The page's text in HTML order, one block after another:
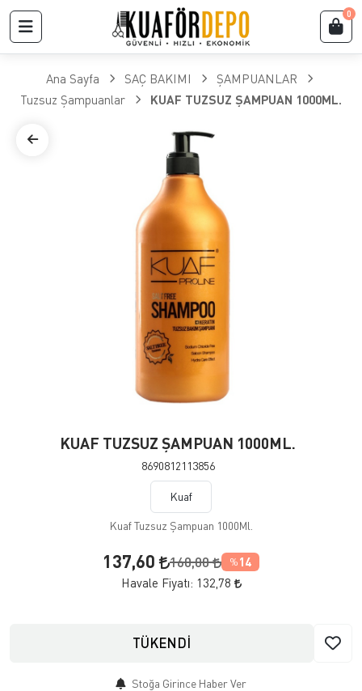
0
Ana Sayfa SAÇ BAKIMI
ŞAMPUANLAR
Tuzsuz Şampuanlar
KUAF TUZSUZ ŞAMPUAN 1000ML.
KUAF TUZSUZ ŞAMPUAN 1000ML.
8690812113856
Kuaf
Kuaf Tuzsuz Şampuan 1000Ml.
137,60 160,00 % 14
Havale Fiyatı: 132,78
TÜKENDİ
Stoğa Girince Haber Ver